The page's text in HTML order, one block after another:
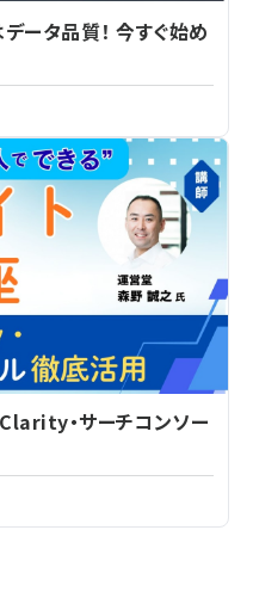
ータ品質！ 今すぐ始め
・サーチコンソー